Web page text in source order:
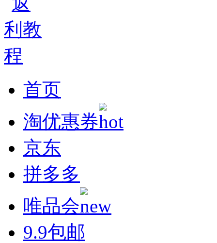
首页
淘优惠券
京东
拼多多
唯品会
9.9包邮